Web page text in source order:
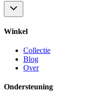
Winkel
Collectie
Blog
Over
Ondersteuning